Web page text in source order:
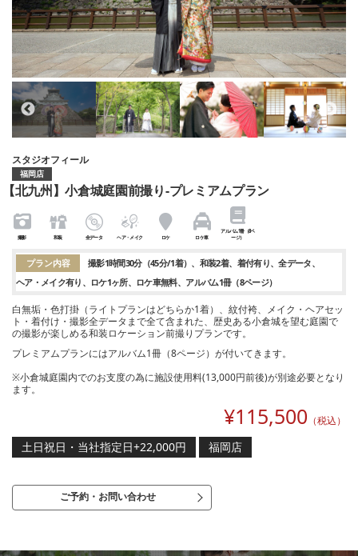
スタジオフィール
福岡店
【北九州】小倉城庭園前撮り-プレミアムプラン
撮影 和装 全データ ヘア・メイク ロケ ロケ車
アルバム1冊（8ペ
ージ）
プラン内容 撮影1時間30分（45分/1着） 和装2着 着付有り
全データ
ヘア・メイク有り
ロケ1ヶ所 ロケ車無料 アルバム1冊（8ページ）
白無垢・色打掛（ライトプランはどちらか1着）、紋付袴、メイク・ヘアセッ
ト・着付け・撮影全データまで全て含まれた、歴史ある小倉城を望む庭園で
の撮影が楽しめる和装ロケーション前撮りプランです。
プレミアムプランにはアルバム1冊（8ページ）が付いてきます。
※小倉城庭園内でのお支度の為に施設使用料(13,000円前後)が別途必要となり
ます。
¥115,500 （税込）
土日祝日・当社指定日+22,000円 福岡店
ご予約・お問い合わせ